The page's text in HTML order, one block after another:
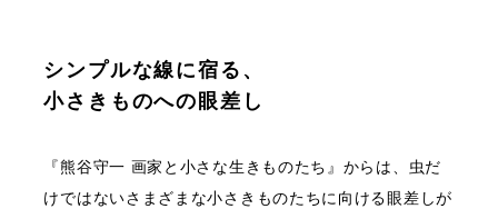
シンプルな線に宿る、
小さきものへの眼差し
『熊谷守一 画家と小さな生きものたち』からは、虫だ
けではないさまざまな小さきものたちに向ける眼差しが